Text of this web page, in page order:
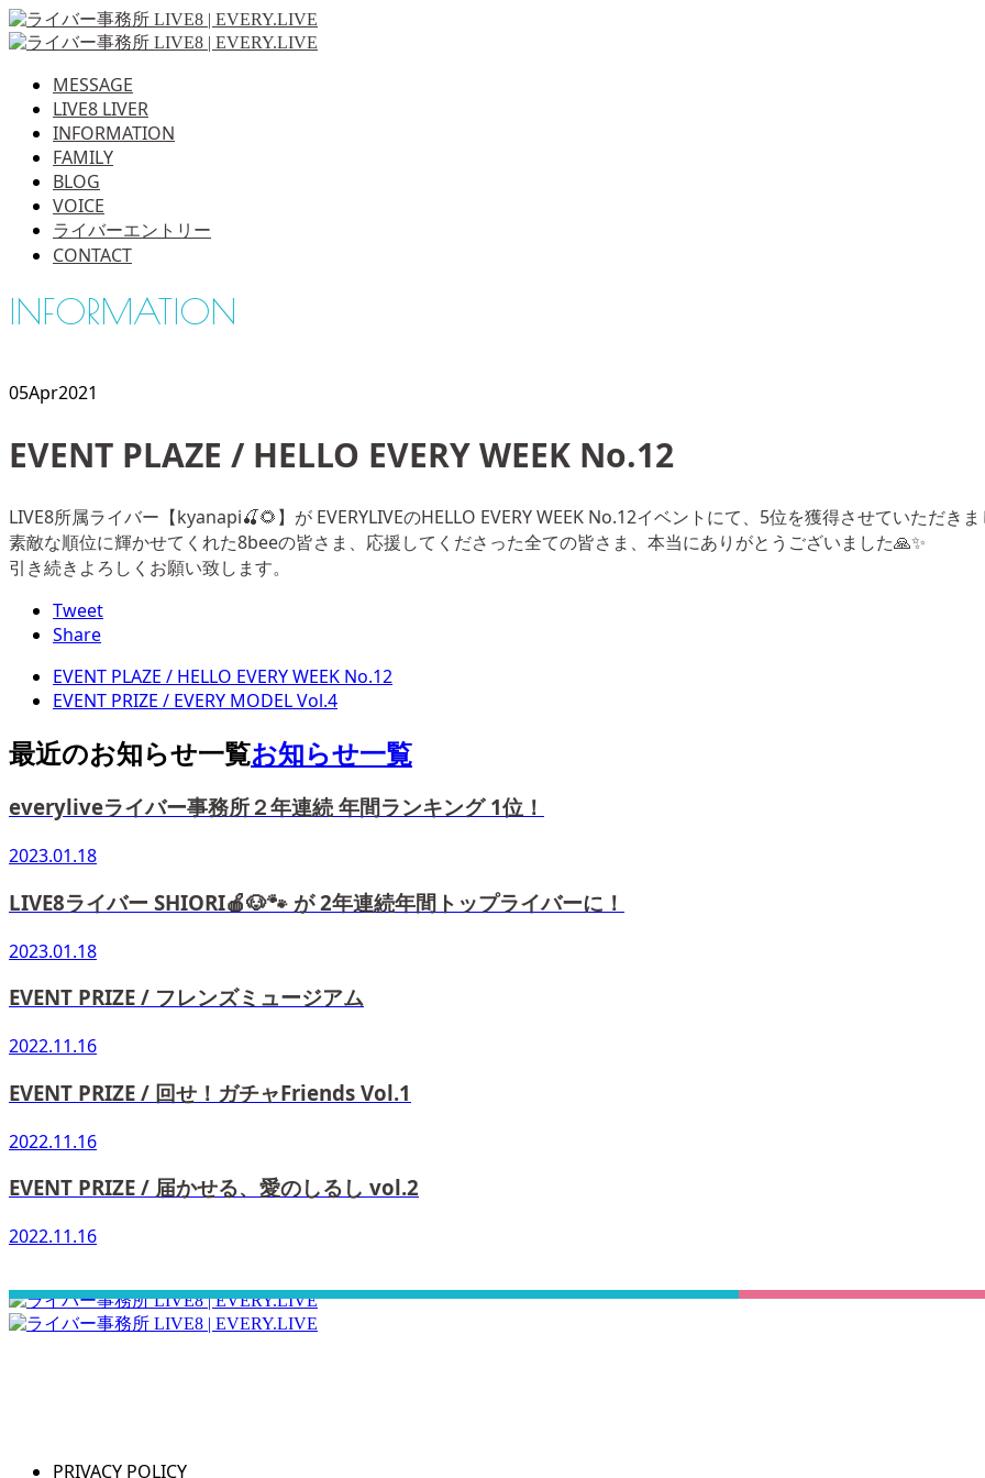
MESSAGE
LIVE8 LIVER
INFORMATION
FAMILY
BLOG
VOICE
ライバーエントリー
CONTACT
INFORMATION
05Apr2021
EVENT PLAZE / HELLO EVERY WEEK No.12
LIVE8所属ライバー【kyanapi🍒🌻】が EVERYLIVEのHELLO EVERY WEEK No.12イベントにて、5位を獲得させていただき
素敵な順位に輝かせてくれた8beeの皆さま、応援してくださった全ての皆さま、本当にありがとうございました🙏✨
引き続きよろしくお願い致します。
Tweet
Share
EVENT PLAZE / HELLO EVERY WEEK No.12
EVENT PRIZE / EVERY MODEL Vol.4
最近のお知らせ一覧お知らせ一覧
everyliveライバー事務所２年連続 年間ランキング 1位！
2023.01.18
LIVE8ライバー SHIORI🍎🐶🐾 が 2年連続年間トップライバーに！
2023.01.18
EVENT PRIZE / フレンズミュージアム
2022.11.16
EVENT PRIZE / 回せ！ガチャFriends Vol.1
2022.11.16
EVENT PRIZE / 届かせる、愛のしるし vol.2
2022.11.16
PRIVACY POLICY